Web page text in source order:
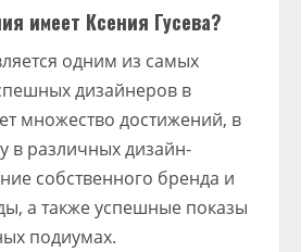
имеет Ксения Гусева?
одним из самых
дизайнеров в
множество достижений, в
в различных дизайн-
собственного бренда и
а также успешные показы
подиумах.